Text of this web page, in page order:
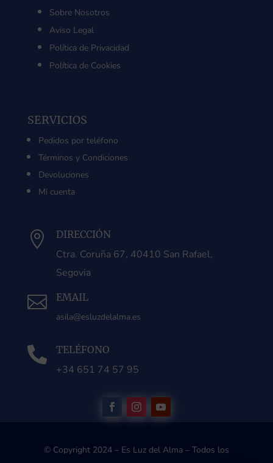
Sobre Nosotros
Aviso Legal
Política de Privacidad
Política de Cookies
SERVICIOS
Pedidos por teléfono
Términos y Condiciones
Devoluciones
Mi cuenta
 DIRECCIÓN
Ctra. Coruña 67, 40410 San Rafael,
Segovia
 EMAIL
asila@esluzdelalma.es
 TELÉFONO
+34 651 74 57 95
© Copyright 2024 – Es Luz del Alma – Todos los